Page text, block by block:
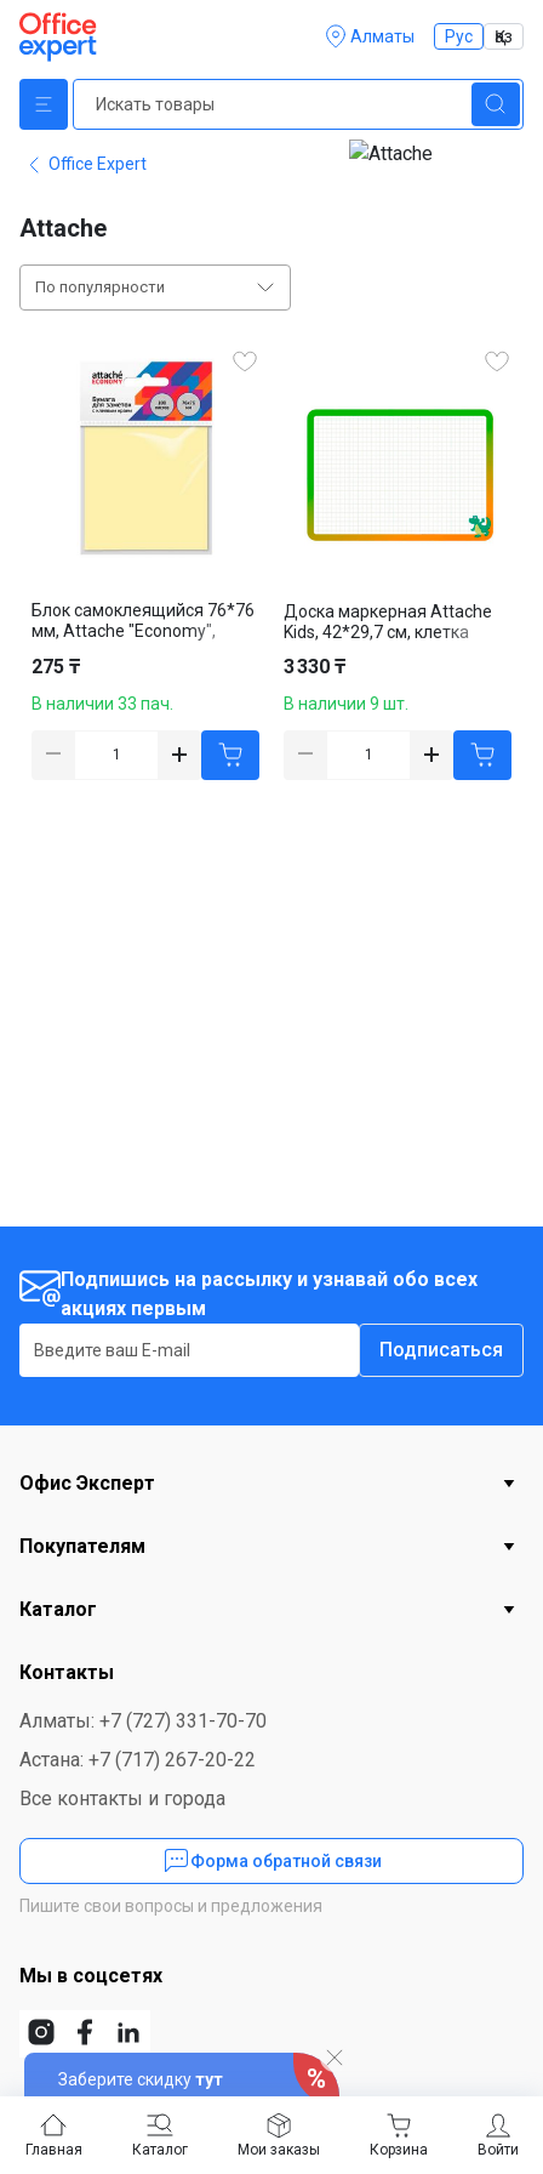
Алматы Рус Қаз
Главная Каталог Войти
Мои заказы Корзина
Office Expert
Attache
По популярности
Блок самоклеящийся 76*76
мм, Attache "Economy",
275 ₸
В наличии 33 пач.
Доска маркерная Attache
Kids, 42*29,7 см, клетка
3 330 ₸
В наличии 9 шт.
Подпишись на рассылку и узнавай обо всех
акциях первым
Подписаться
Заберите скидкутут
Офис Эксперт
Покупателям
Каталог
Контакты
Алматы: +7 (727) 331-70-70
Астана: +7 (717) 267-20-22
Все контакты и города
Форма обратной связи
Пишите свои вопросы и предложения
Мы в соцсетях